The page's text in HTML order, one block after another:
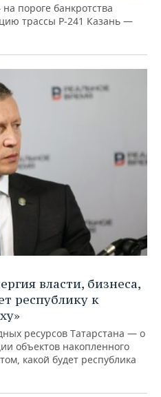
пороге банкротства
трассы Р‑241 Казань —
власти, бизнеса,
республику к
ресурсов Татарстана — о
объектов накопленного
какой будет республика